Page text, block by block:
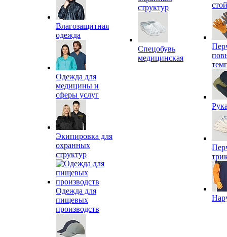
Влагозащитная
одежда
Одежда для
медицины и
сферы услуг
Экипировка для
охранных
структур
Одежда для
пищевых
производств
структур
Спецобувь
медицинская